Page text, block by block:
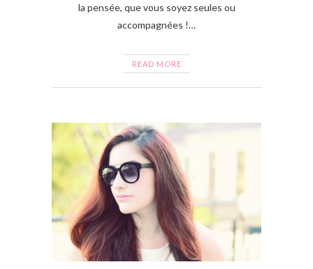
la pensée, que vous soyez seules ou
accompagnées !…
READ MORE